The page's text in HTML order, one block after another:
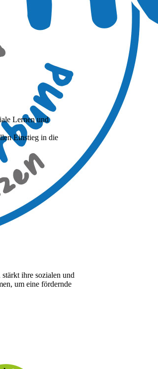
Lernen und
Einstieg in die
ihre sozialen und
um eine fördernde